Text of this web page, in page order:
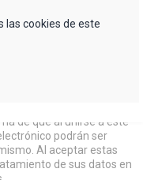
las cookies de este
de que al unirse a este
podrán ser
Al aceptar estas
de sus datos en